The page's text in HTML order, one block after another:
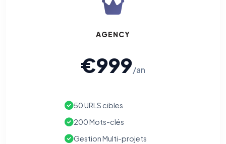
AGENCY
€999/an
50 URLS cibles
200 Mots-clés
Gestion Multi-projets